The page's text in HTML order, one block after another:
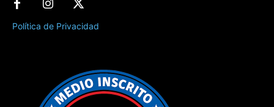
Política de Privacidad